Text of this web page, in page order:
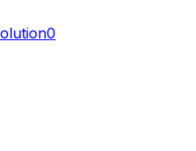
0